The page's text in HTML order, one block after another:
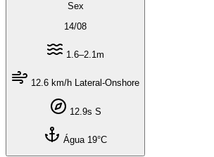
Sex
14/08
1.6–2.1m
12.6 km/h Lateral-Onshore
12.9s S
Água 19°C